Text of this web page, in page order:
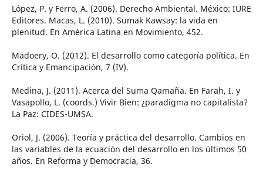
López, P. y Ferro, A. (2006). Derecho Ambiental. México: IURE
Editores. Macas, L. (2010). Sumak Kawsay: la vida en
plenitud. En América Latina en Movimiento, 452.
Madoery, O. (2012). El desarrollo como categoría política. En
Crítica y Emancipación, 7 (IV).
Medina, J. (2011). Acerca del Suma Qamaña. En Farah, I. y
Vasapollo, L. (coords.) Vivir Bien: ¿paradigma no capitalista?
La Paz: CIDES-UMSA.
Oriol, J. (2006). Teoría y práctica del desarrollo. Cambios en
las variables de la ecuación del desarrollo en los últimos 50
años. En Reforma y Democracia, 36.